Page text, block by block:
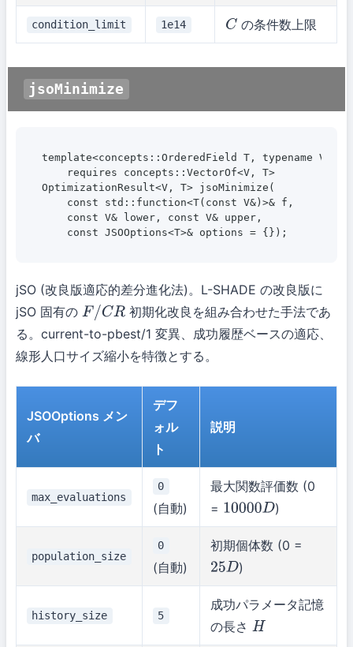
condition_limit 1e14 Cの条件数上限
jsoMinimize
template<concepts::OrderedField T, typename V>
    requires concepts::VectorOf<V, T>
OptimizationResult<V, T> jsoMinimize(
    const std::function<T(const V&)>& f,
    const V& lower, const V& upper,
    const JSOOptions<T>& options = {});
jSO (改良版適応的差分進化法)。L-SHADE の改良版に
jSO 固有の F/ CR
初期化改良を組み合わせた手法であ
る。current-to-pbest/1 変異、成功履歴ベースの適応、
線形人口サイズ縮小を特徴とする。
JSOOptions メン
バ
デフ
ォル
ト
説明
max_evaluations
0
(自動)
最大関数評価数 (0
= 10000D )
population_size
0
(自動)
初期個体数 (0 =
25D )
history_size 5
成功パラメータ記憶
の長さ H